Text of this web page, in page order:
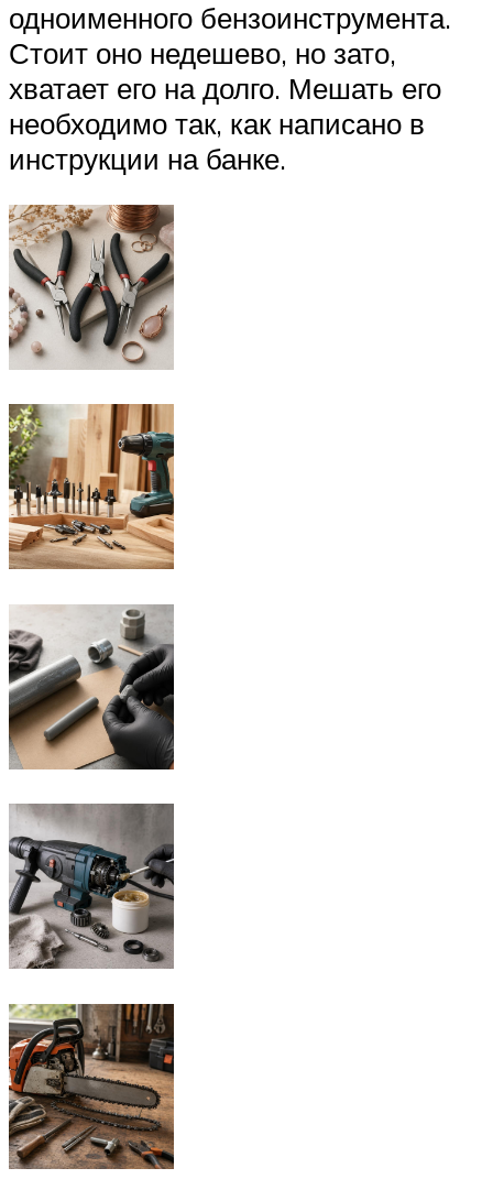
одноименного бензоинструмента.
Стоит оно недешево, но зато,
хватает его на долго. Мешать его
необходимо так, как написано в
инструкции на банке.